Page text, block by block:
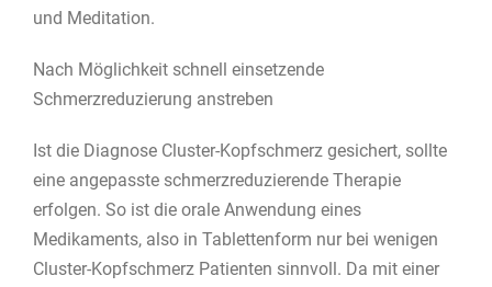
und Meditation.
Nach Möglichkeit schnell einsetzende
Schmerzreduzierung anstreben
Ist die Diagnose Cluster-Kopfschmerz gesichert, sollte
eine angepasste schmerzreduzierende Therapie
erfolgen. So ist die orale Anwendung eines
Medikaments, also in Tablettenform nur bei wenigen
Cluster-Kopfschmerz Patienten sinnvoll. Da mit einer